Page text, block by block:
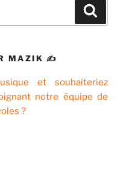
MAZIK ✍
et souhaiteriez
notre équipe de
?